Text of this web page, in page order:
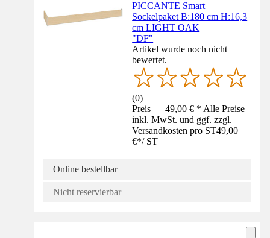
PICCANTE Smart
Sockelpaket B:180 cm H:16,3
cm LIGHT OAK
"DF"
Artikel wurde noch nicht
bewertet.
(0)
Preis — 49,00 € * Alle Preise
inkl. MwSt. und ggf. zzgl.
Versandkosten pro ST49,00
€*/ ST
Online bestellbar
Nicht reservierbar